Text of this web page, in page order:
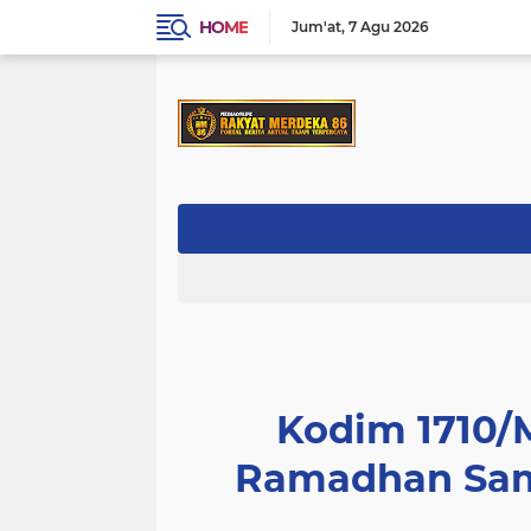
HOME Jum'at 7 Agu 2026
Kodim
Ramadhan